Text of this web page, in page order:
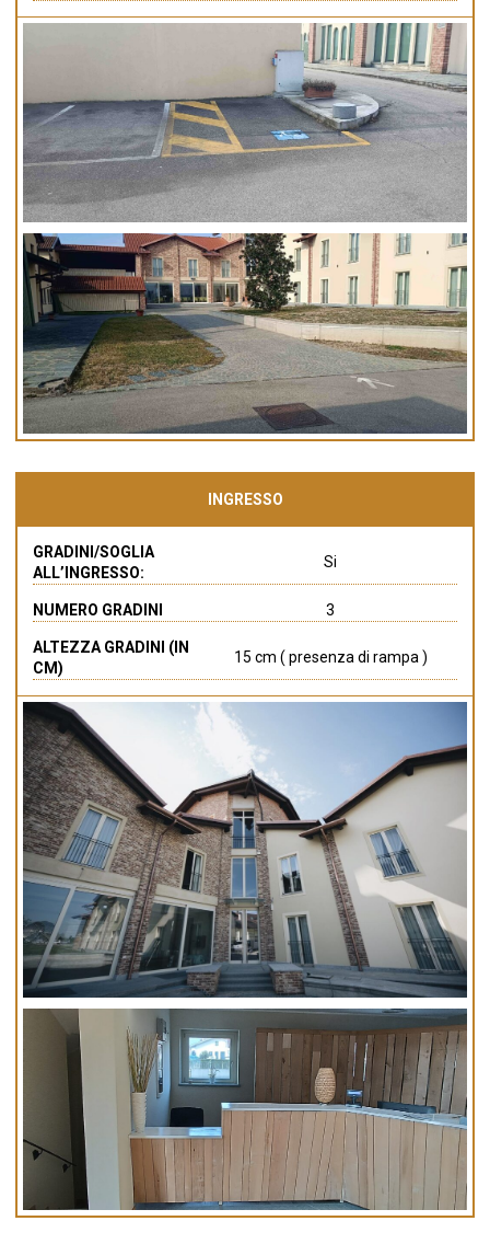
INGRESSO
GRADINI/SOGLIA
ALL’INGRESSO:
Si
NUMERO GRADINI 3
ALTEZZA GRADINI (IN
CM)
15 cm ( presenza di rampa )